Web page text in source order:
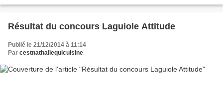
Résultat du concours Laguiole Attitude
Publié le 21/12/2014 à 11:14
Par cestnathaliequicuisine